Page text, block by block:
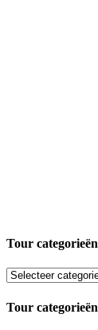
Tour categorieën
Tour categorieën